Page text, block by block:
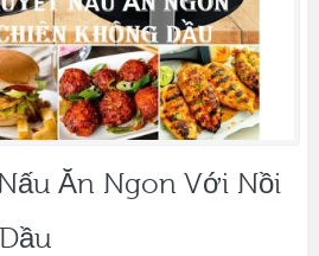
Ăn Ngon Với Nồi